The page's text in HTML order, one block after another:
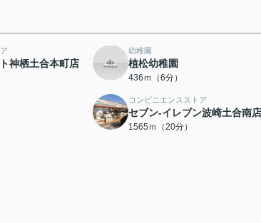
神栖土合本町店
幼稚園
植松幼稚園
436ｍ（6分）
コンビニエンスストア
セブン-イレブン波崎土合南店
1565ｍ（20分）